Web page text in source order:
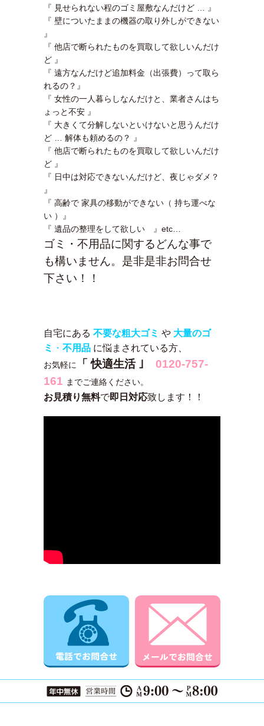
『 見せられない程のゴミ屋敷なんだけど … 』
『 壁についたままの機器の取り外しができない
』
『 他店で断られたものを買取して欲しいんだけ
ど 』
『 遠方なんだけど追加料金（出張費）って取ら
れるの？』
『 女性の一人暮らしなんだけと、業者さんはち
ょっと不安 』
『 大きくて分解しないといけないと思うんだけ
ど … 解体も頼めるの？ 』
『 他店で断られたものを買取して欲しいんだけ
ど 』
『 日中は対応できないんだけど、夜じゃダメ？
』
『 高齢で 家具の移動ができない（ 持ち運べな
い ）』
『 遺品の整理をして欲しい 』etc…
ゴミ・不用品に関するどんな事で
も構いません。是非是非お問合せ
下さい！！
自宅にある 不要な粗大ゴミ や 大量のゴ
ミ
・ 不用品 に悩まされている方、
お気軽に 「 快適生活 ｣ 0120-757-
161 までご連絡ください。
お見積り無料で即日対応致します！！
電話でお問合せ